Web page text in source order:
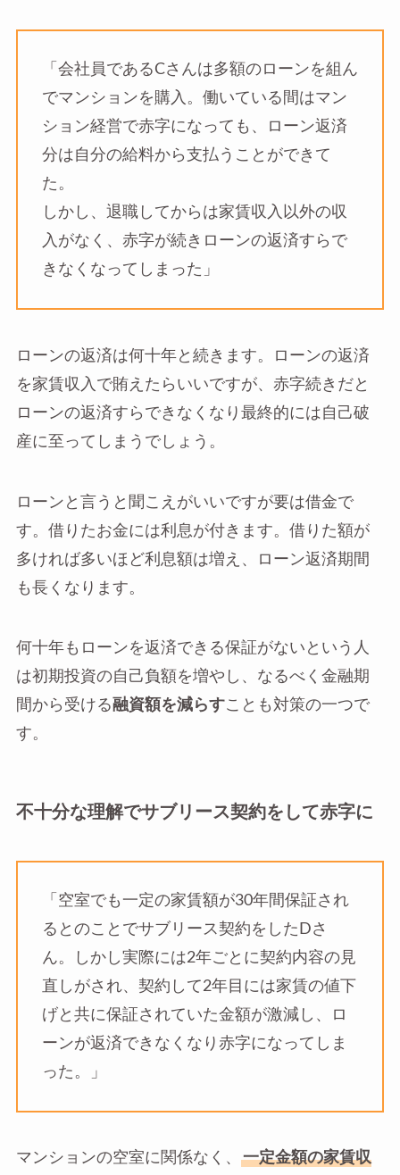
「会社員であるCさんは多額のローンを組ん
でマンションを購入。働いている間はマン
ション経営で赤字になっても、ローン返済
分は自分の給料から支払うことができて
た。
しかし、退職してからは家賃収入以外の収
入がなく、赤字が続きローンの返済すらで
きなくなってしまった」
ローンの返済は何十年と続きます。ローンの返済
を家賃収入で賄えたらいいですが、赤字続きだと
ローンの返済すらできなくなり最終的には自己破
産に至ってしまうでしょう。
ローンと言うと聞こえがいいですが要は借金で
す。借りたお金には利息が付きます。借りた額が
多ければ多いほど利息額は増え、ローン返済期間
も長くなります。
何十年もローンを返済できる保証がないという人
は初期投資の自己負額を増やし、なるべく金融期
間から受ける融資額を減らすことも対策の一つで
す。
不十分な理解でサブリース契約をして赤字に
「空室でも一定の家賃額が30年間保証され
るとのことでサブリース契約をしたDさ
ん。しかし実際には2年ごとに契約内容の見
直しがされ、契約して2年目には家賃の値下
げと共に保証されていた金額が激減し、ロ
ーンが返済できなくなり赤字になってしま
った。」
マンションの空室に関係なく、
一定金額の家賃収